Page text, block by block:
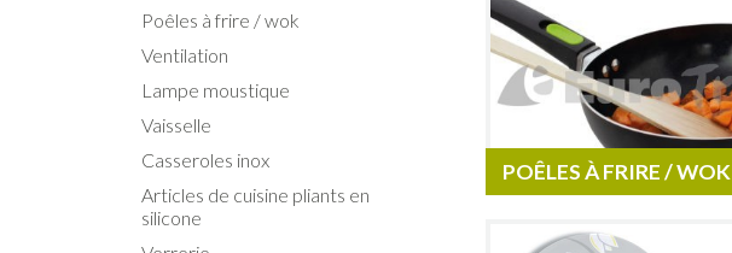
POÊLES À FRIRE / WOK
Poêles à frire / wok
Ventilation
Lampe moustique
Vaisselle
Casseroles inox
Articles de cuisine pliants en
silicone